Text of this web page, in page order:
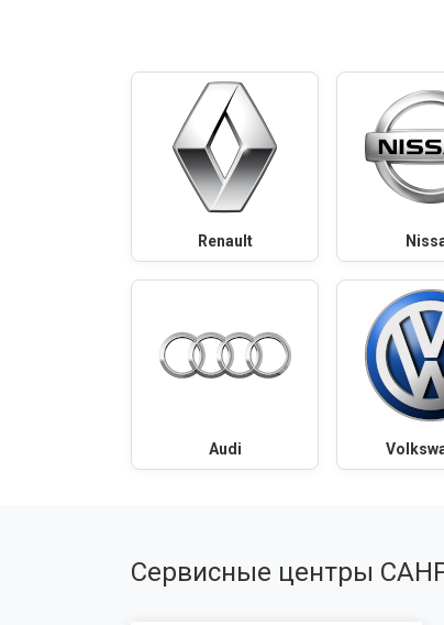
Renault
Audi
Сервисные центры